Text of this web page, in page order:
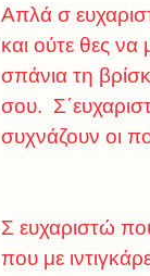
Απλά σ
και ούτε θες να
σπάνια τη
σου.
συχνάζουν οι
Σ ευχαριστώ
που με